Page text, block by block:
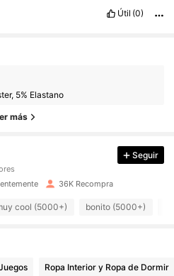
Útil (0)
5% Elastano
más
Seguir
36K Recompra
cool (5000+) bonito (5000+)
Ropa Interior y Ropa de Dormir